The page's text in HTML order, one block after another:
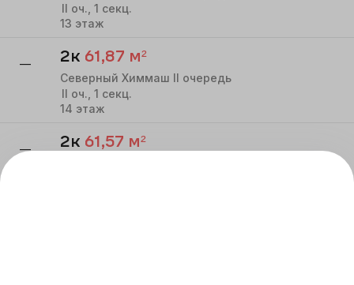
II оч., 1 секц.
13 этаж
— 2к 61,87 м²
Северный Химмаш II очередь
II оч., 1 секц.
14 этаж
— 2к 61,57 м²